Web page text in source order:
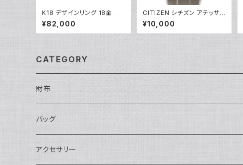
K18 デザインリング 18金 指
輪 9号 Y05273
¥82,000
CITIZEN シチズン アテッサ
エコドライブ ソーラー 電波時
計 H110-T011331 白文字盤
Y05279
¥10,000
CATEGORY
財布
長財布
二つ折り
バッグ
ショルダーバッグ・ボディバッグ
アクセサリー